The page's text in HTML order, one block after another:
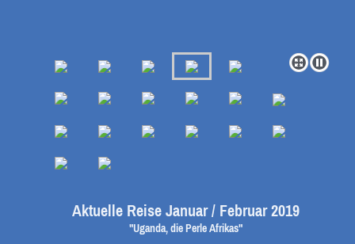
Aktuelle Reise Januar / Februar 2019
"Uganda, die Perle Afrikas"